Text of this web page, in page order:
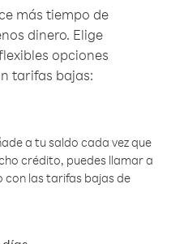
más tiempo de
dinero. Elige
opciones
tarifas bajas:
a tu saldo cada vez que
crédito, puedes llamar a
con las tarifas bajas de